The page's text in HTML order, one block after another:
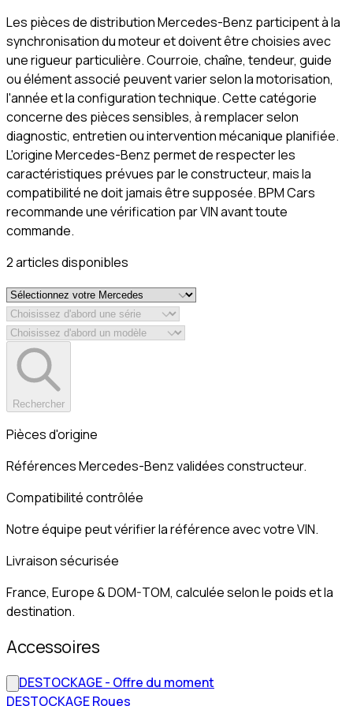
Les pièces de distribution Mercedes-Benz participent à la
synchronisation du moteur et doivent être choisies avec
une rigueur particulière. Courroie, chaîne, tendeur, guide
ou élément associé peuvent varier selon la motorisation,
l'année et la configuration technique. Cette catégorie
concerne des pièces sensibles, à remplacer selon
diagnostic, entretien ou intervention mécanique planifiée.
L'origine Mercedes-Benz permet de respecter les
caractéristiques prévues par le constructeur, mais la
compatibilité ne doit jamais être supposée. BPM Cars
recommande une vérification par VIN avant toute
commande.
2articlesdisponibles
Rechercher
Pièces d'origine
Références Mercedes-Benz validées constructeur.
Compatibilité contrôlée
Notre équipe peut vérifier la référence avec votre VIN.
Livraison sécurisée
France, Europe & DOM-TOM, calculée selon le poids et la
destination.
Accessoires
DESTOCKAGE - Offre du moment
DESTOCKAGE Roues